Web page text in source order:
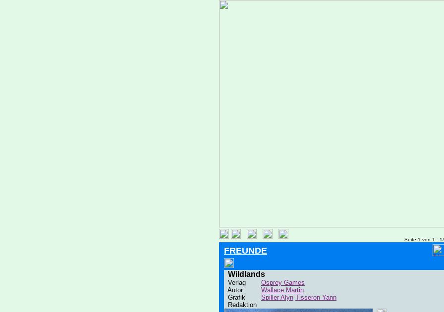
Seite 1 von 1
FREUNDE
Wildlands
Verlag
Osprey Games
Autor
Wallace Martin
Grafik
Spiller Alyn Tisseron Yann
Redaktion